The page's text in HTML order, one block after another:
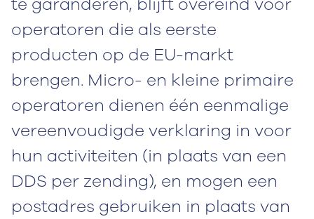
operatoren die als eerste
producten op de EU-markt
brengen. Micro- en kleine primaire
operatoren dienen één eenmalige
vereenvoudigde verklaring in voor
hun activiteiten (in plaats van een
DDS per zending), en mogen een
postadres gebruiken in plaats van